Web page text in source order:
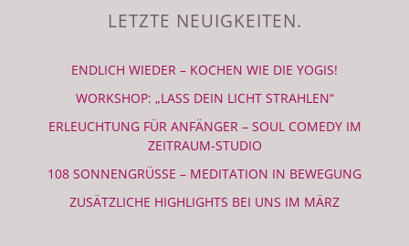
LETZTE NEUIGKEITEN.
ENDLICH WIEDER – KOCHEN WIE DIE YOGIS!
WORKSHOP: „LASS DEIN LICHT STRAHLEN“
ERLEUCHTUNG FÜR ANFÄNGER – SOUL COMEDY IM
ZEITRAUM-STUDIO
108 SONNENGRÜSSE – MEDITATION IN BEWEGUNG
ZUSÄTZLICHE HIGHLIGHTS BEI UNS IM MÄRZ